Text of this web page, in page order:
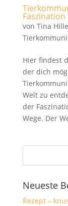
Faszination
von Tina
Hier findest
der dich
Welt zu
der
Wege. Der
Neueste
Rezept –